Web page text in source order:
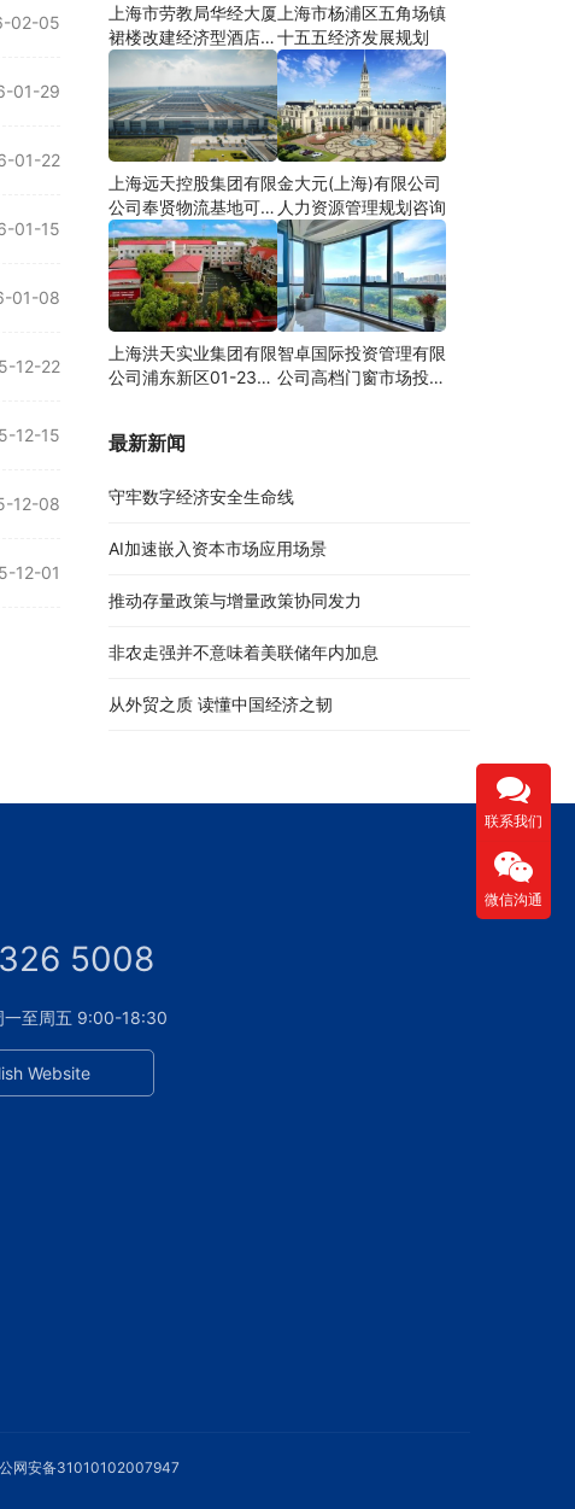
02-05
01-29
01-22
01-15
01-08
12-22
12-15
12-08
12-01
上海市劳教局华经大厦
裙楼改建经济型酒店可
研
上海市杨浦区五角场镇
十五五经济发展规划
上海远天控股集团有限
公司奉贤物流基地可行
性研究
金大元(上海)有限公司
人力资源管理规划咨询
上海洪天实业集团有限
公司浦东新区01-23地
智卓国际投资管理有限
公司高档门窗市场投资
最新新闻
守牢数字经济安全生命线
AI加速嵌入资本市场应用场景
推动存量政策与增量政策协同发力
非农走强并不意味着美联储年内加息
从外贸之质 读懂中国经济之韧
5008
一至周五 9:00-18:30
Website
网安备31010102007947
联系我们
微信沟通